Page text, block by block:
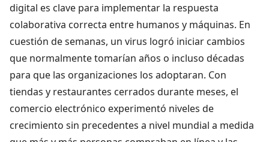
digital es clave para implementar la respuesta
colaborativa correcta entre humanos y máquinas. En
cuestión de semanas, un virus logró iniciar cambios
que normalmente tomarían años o incluso décadas
para que las organizaciones los adoptaran. Con
tiendas y restaurantes cerrados durante meses, el
comercio electrónico experimentó niveles de
crecimiento sin precedentes a nivel mundial a medida